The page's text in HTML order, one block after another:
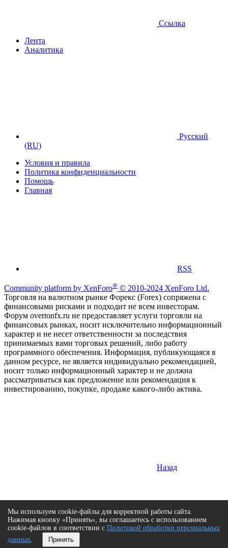
Ссылка
Лента
Аналитика
Русский
(RU)
Условия и правила
Политика конфиденциальности
Помощь
Главная
RSS
Community platform by XenForo® © 2010-2024 XenForo Ltd.
Торговля на валютном рынке Форекс (Forex) сопряжена с
финансовыми рисками и подходит не всем инвесторам.
Форум overtonfx.ru не предоставляет услуги торговли на
финансовых рынках, носит исключительно информационный
характер и не несет ответственности за последствия
принимаемых вами торговых решений, либо работу
программного обеспечения. Информация, публикующаяся в
данном ресурсе, не является индивидуально рекомендацией,
носит только информационный характер и не должна
рассматриваться как предложение или рекомендация к
инвестированию, покупке, продаже какого-либо актива.
Назад
Мы используем cookie-файлы для корректной работы сайта.
Нажимая кнопку «Принять», вы соглашаетесь с использованием
cookie-файлов в соответствии с Политикой обработки персональных
данных. Принять